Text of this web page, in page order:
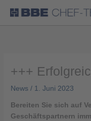
+++
News / 1. Juni 2023
Bereiten Sie sich auf
Geschäftspartnern